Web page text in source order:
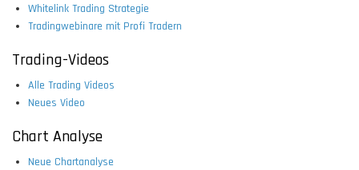
Whitelink Trading Strategie
Tradingwebinare mit Profi Tradern
Trading-Videos
Alle Trading Videos
Neues Video
Chart Analyse
Neue Chartanalyse